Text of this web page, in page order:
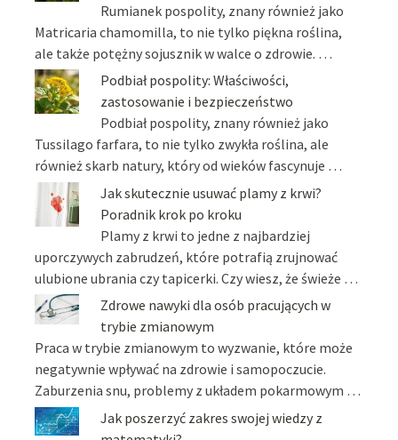
Rumianek pospolity, znany również jako
Matricaria chamomilla, to nie tylko piękna roślina,
ale także potężny sojusznik w walce o zdrowie. …
Podbiał pospolity: Właściwości,
zastosowanie i bezpieczeństwo
Podbiał pospolity, znany również jako
Tussilago farfara, to nie tylko zwykła roślina, ale
również skarb natury, który od wieków fascynuje …
Jak skutecznie usuwać plamy z krwi?
Poradnik krok po kroku
Plamy z krwi to jedne z najbardziej
uporczywych zabrudzeń, które potrafią zrujnować
ulubione ubrania czy tapicerki. Czy wiesz, że świeże …
Zdrowe nawyki dla osób pracujących w
trybie zmianowym
Praca w trybie zmianowym to wyzwanie, które może
negatywnie wpływać na zdrowie i samopoczucie.
Zaburzenia snu, problemy z układem pokarmowym …
Jak poszerzyć zakres swojej wiedzy z